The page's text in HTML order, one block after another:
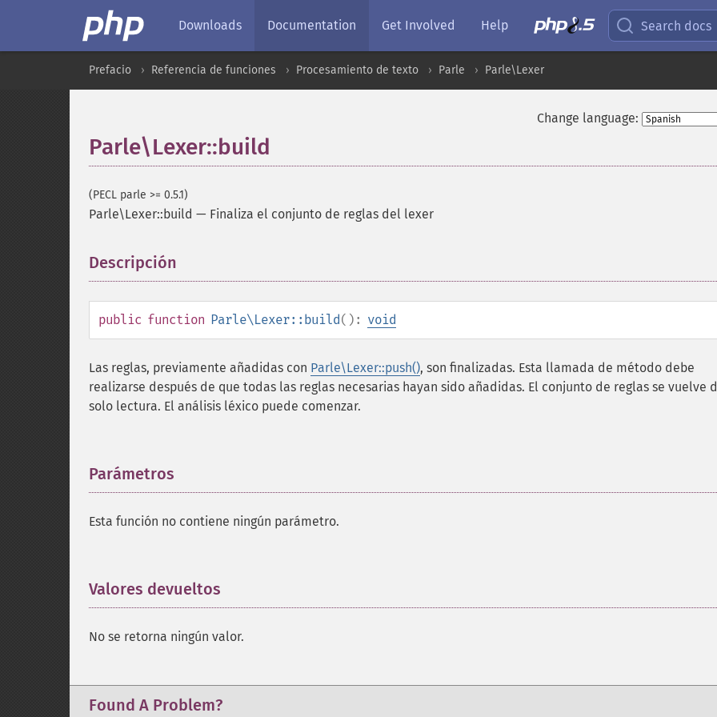
Downloads Documentation Get Involved Help Search docs
Prefacio Referencia de funciones Procesamiento de texto Parle Parle\Lexer
Change language:
Parle\Lexer::build
(PECL parle >= 0.5.1)
Parle\Lexer::build — Finaliza el conjunto de reglas del lexer
Descripción
public function Parle\Lexer::build(): void
Las reglas, previamente añadidas con Parle\Lexer::push(), son finalizadas. Esta llamada de método debe
realizarse después de que todas las reglas necesarias hayan sido añadidas. El conjunto de reglas se vuelve
solo lectura. El análisis léxico puede comenzar.
Parámetros
Esta función no contiene ningún parámetro.
Valores devueltos
No se retorna ningún valor.
Found A Problem?